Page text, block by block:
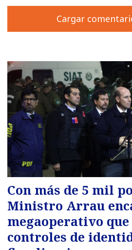
Cargar
Con más de 5 mil
Ministro Arrau
megaoperativo
controles de